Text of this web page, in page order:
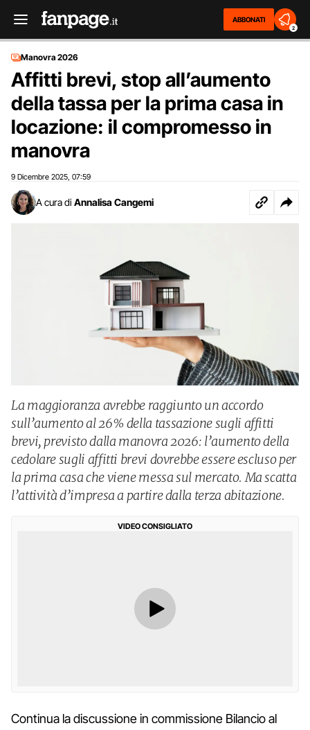
ABBONATI
2
Manovra 2026
Affitti brevi, stop all’aumento
della tassa per la prima casa in
locazione: il compromesso in
manovra
9 Dicembre 2025 07:59
A cura di Annalisa Cangemi
La maggioranza avrebbe raggiunto un accordo
sull’aumento al 26% della tassazione sugli affitti
brevi, previsto dalla manovra 2026: l’aumento della
cedolare sugli affitti brevi dovrebbe essere escluso per
la prima casa che viene messa sul mercato. Ma scatta
l’attività d’impresa a partire dalla terza abitazione.
VIDEO CONSIGLIATO
Continua la discussione in commissione Bilancio al